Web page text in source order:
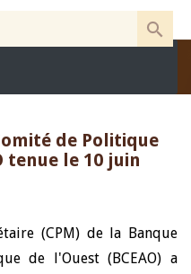
de Politique
tenue le 10 juin
(CPM) de la Banque
de l'Ouest (BCEAO) a